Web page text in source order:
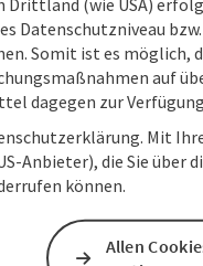
an
Nachname
Datenschutzniveau
Somit ist es möglich,
auf
dagegen zur
Mit
Anbieter), die Sie über
können.
Allen